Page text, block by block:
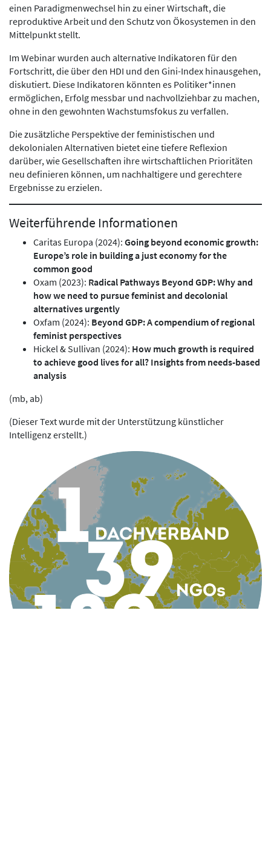
einen Paradigmenwechsel hin zu einer Wirtschaft, die
reproduktive Arbeit und den Schutz von Ökosystemen in den
Mittelpunkt stellt.
Im Webinar wurden auch alternative Indikatoren für den
Fortschritt, die über den HDI und den Gini-Index hinausgehen,
diskutiert. Diese Indikatoren könnten es Politiker*innen
ermöglichen, Erfolg messbar und nachvollziehbar zu machen,
ohne in den gewohnten Wachstumsfokus zu verfallen.
Die zusätzliche Perspektive der feministischen und
dekolonialen Alternativen bietet eine tiefere Reflexion
darüber, wie Gesellschaften ihre wirtschaftlichen Prioritäten
neu definieren können, um nachhaltigere und gerechtere
Ergebnisse zu erzielen.
Weiterführende Informationen
Caritas Europa (2024): Going beyond economic growth:
Europe’s role in building a just economy for the
common good
Oxam (2023): Radical Pathways Beyond GDP: Why and
how we need to pursue feminist and decolonial
alternatives urgently
Oxfam (2024): Beyond GDP: A compendium of regional
feminist perspectives
Hickel & Sullivan (2024): How much growth is required
to achieve good lives for all? Insights from needs-based
analysis
(mb, ab)
(Dieser Text wurde mit der Unterstützung künstlicher
Intelligenz erstellt.)